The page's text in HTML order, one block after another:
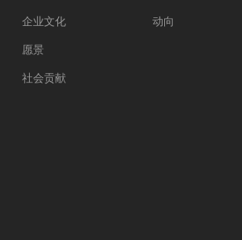
企业文化
愿景
社会贡献
动向